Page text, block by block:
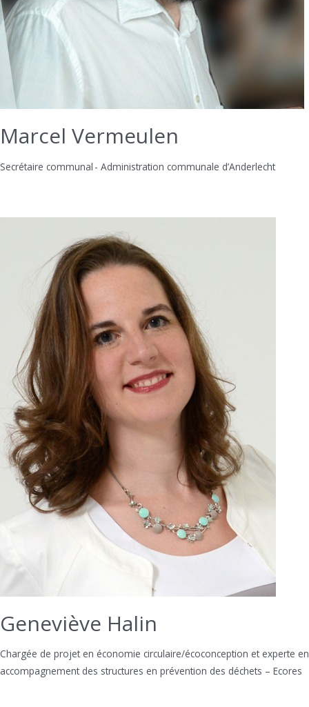
Marcel Vermeulen
Secrétaire communal - Administration communale d’Anderlecht
Geneviève Halin
Chargée de projet en économie circulaire/écoconception et experte en
accompagnement des structures en prévention des déchets – Ecores